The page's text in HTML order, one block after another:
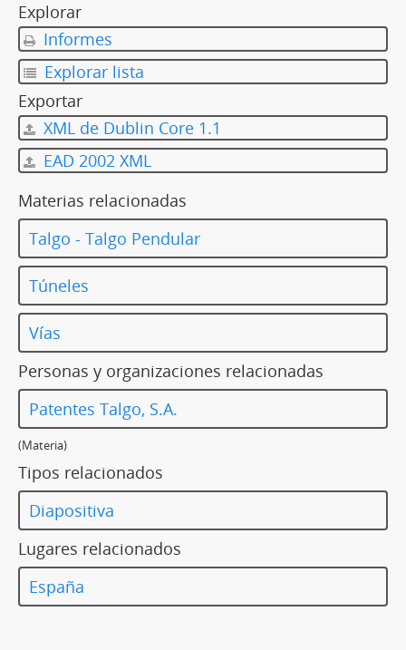
Explorar
Informes
Explorar lista
Exportar
XML de Dublin Core 1.1
EAD 2002 XML
Materias relacionadas
Talgo - Talgo Pendular
Túneles
Vías
Personas y organizaciones relacionadas
Patentes Talgo, S.A.
(Materia)
Tipos relacionados
Diapositiva
Lugares relacionados
España